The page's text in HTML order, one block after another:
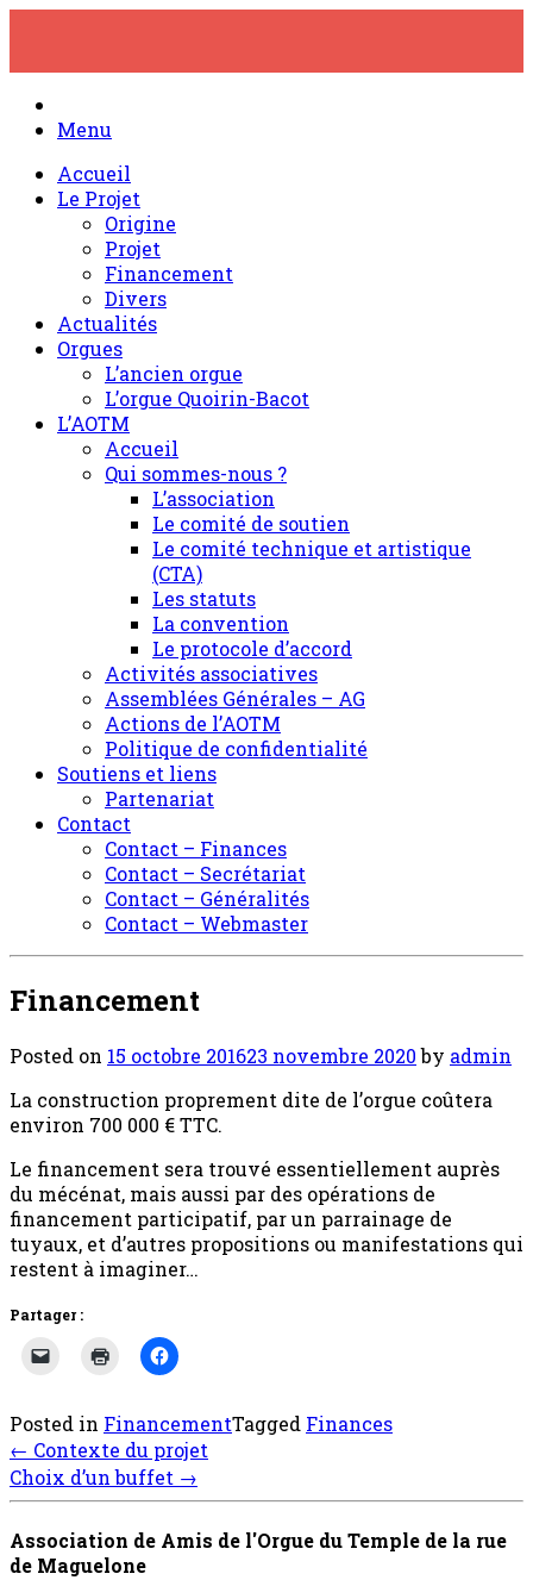
content
Menu
Accueil
Le Projet
Origine
Projet
Financement
Divers
Actualités
Orgues
L’ancien orgue
L’orgue Quoirin-Bacot
L’AOTM
Accueil
Qui sommes-nous ?
L’association
Le comité de soutien
Le comité technique et artistique
(CTA)
Les statuts
La convention
Le protocole d’accord
Activités associatives
Assemblées Générales – AG
Actions de l’AOTM
Politique de confidentialité
Soutiens et liens
Partenariat
Contact
Contact – Finances
Contact – Secrétariat
Contact – Généralités
Contact – Webmaster
Financement
Posted on 15 octobre 201623 novembre 2020by admin
La construction proprement dite de l’orgue coûtera
environ 700 000 € TTC.
Le financement sera trouvé essentiellement auprès
du mécénat, mais aussi par des opérations de
financement participatif, par un parrainage de
tuyaux, et d’autres propositions ou manifestations qui
restent à imaginer…
Partager :
Posted in FinancementTagged Finances
Post
navigation
← Contexte du projet
Choix d’un buffet →
Association de Amis de l'Orgue du Temple de la rue
de Maguelone